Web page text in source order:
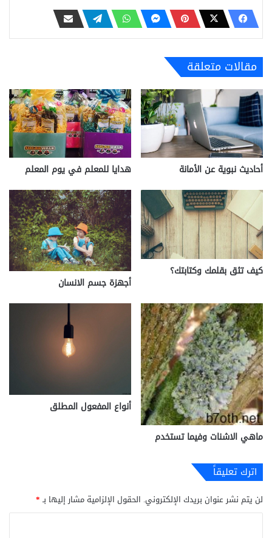
مقالات متعلقة
أحاديث نبوية عن الأمانة هدايا للمعلم في يوم المعلم
كيف تثق بقلمك وكتابتك؟
أجهزة جسم الانسان
ماهي الاشنات وفيما تستخدم
أنواع المفعول المطلق
اترك تعليقاً
لن يتم نشر عنوان بريدك الإلكتروني. الحقول الإلزامية مشار إليها بـ*